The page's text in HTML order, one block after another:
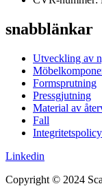
snabblänkar
Utveckling av
Formsprutning
Pressgjutning
Material av
Fall
Integritetspolicy
Linkedin
Copyright © 2024